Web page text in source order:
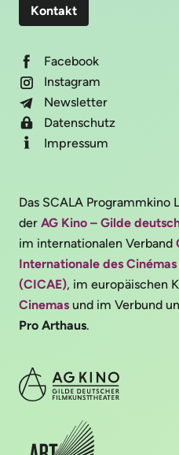
Kontakt
Facebook
Instagram
Newsletter
Datenschutz
Impressum
Das SCALA Programmkino
der AG Kino – Gilde
im internationalen Verband
Internationale des Cinémas
(CICAE), im europäischen
Cinemas und im Verbund
Pro Arthaus.